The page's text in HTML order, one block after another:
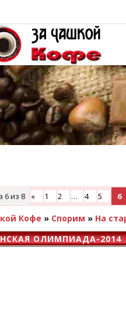
6из 8 « 1 2 … 4 5 6
Кофе » Спорим » На
ОЛИМПИАДА-2014